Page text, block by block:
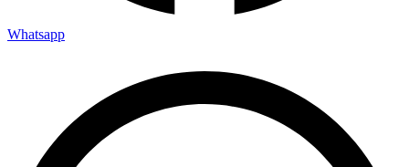
Whatsapp